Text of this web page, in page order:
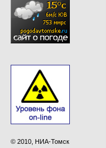
© 2010, НИА-Томск